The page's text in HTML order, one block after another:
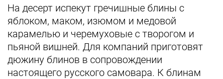
На десерт испекут гречишные блины с
яблоком, маком, изюмом и медовой
карамелью и черемуховые с творогом и
пьяной вишней. Для компаний приготовят
дюжину блинов в сопровождении
настоящего русского самовара. К блинам